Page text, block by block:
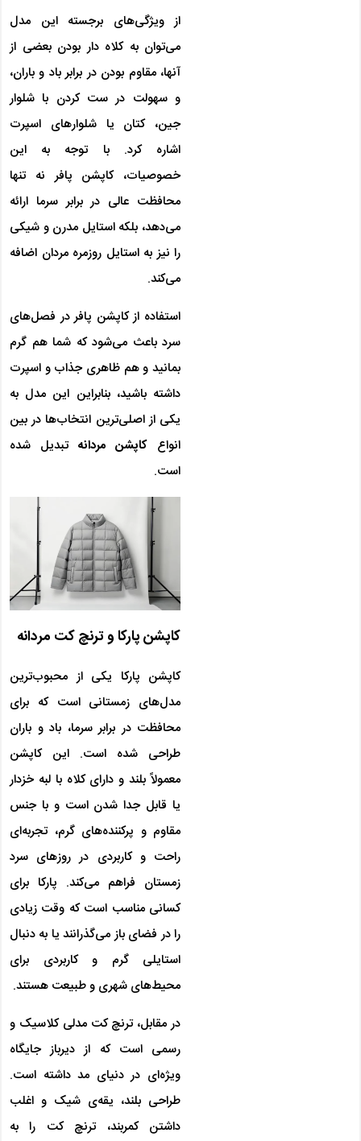
از ویژگی‌های برجسته این مدل
می‌توان به کلاه دار بودن بعضی از
آنها، مقاوم بودن در برابر باد و باران،
و سهولت در ست کردن با شلوار
جین، کتان یا شلوارهای اسپرت
اشاره کرد. با توجه به این
خصوصیات، کاپشن پافر نه تنها
محافظت عالی در برابر سرما ارائه
می‌دهد، بلکه استایل مدرن و شیکی
را نیز به استایل روزمره مردان اضافه
می‌کند.
استفاده از کاپشن پافر در فصل‌های
سرد باعث می‌شود که شما هم گرم
بمانید و هم ظاهری جذاب و اسپرت
داشته باشید، بنابراین این مدل به
یکی از اصلی‌ترین انتخاب‌ها در بین
انواع کاپشن مردانه تبدیل شده
است.
کاپشن پارکا و ترنچ کت مردانه
کاپشن پارکا یکی از محبوب‌ترین
مدل‌های زمستانی است که برای
محافظت در برابر سرما، باد و باران
طراحی شده است. این کاپشن
معمولاً بلند و دارای کلاه با لبه خزدار
یا قابل جدا شدن است و با جنس
مقاوم و پرکننده‌های گرم، تجربه‌ای
راحت و کاربردی در روزهای سرد
زمستان فراهم می‌کند. پارکا برای
کسانی مناسب است که وقت زیادی
را در فضای باز می‌گذرانند یا به دنبال
استایلی گرم و کاربردی برای
محیط‌های شهری و طبیعت هستند.
در مقابل، ترنچ کت مدلی کلاسیک و
رسمی است که از دیرباز جایگاه
ویژه‌ای در دنیای مد داشته است.
طراحی بلند، یقه‌ی شیک و اغلب
داشتن کمربند، ترنچ کت را به